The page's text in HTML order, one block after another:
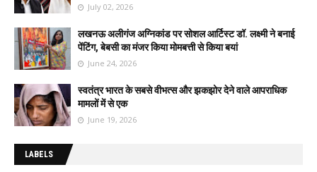
July 02, 2026
लखनऊ अलीगंज अग्निकांड पर सोशल आर्टिस्ट डॉ. लक्ष्मी ने बनाई
पेंटिंग, बेबसी का मंजर किया मोमबत्ती से किया बयां
June 24, 2026
स्वतंत्र भारत के सबसे वीभत्स और झकझोर देने वाले आपराधिक
मामलों में से एक
June 19, 2026
LABELS